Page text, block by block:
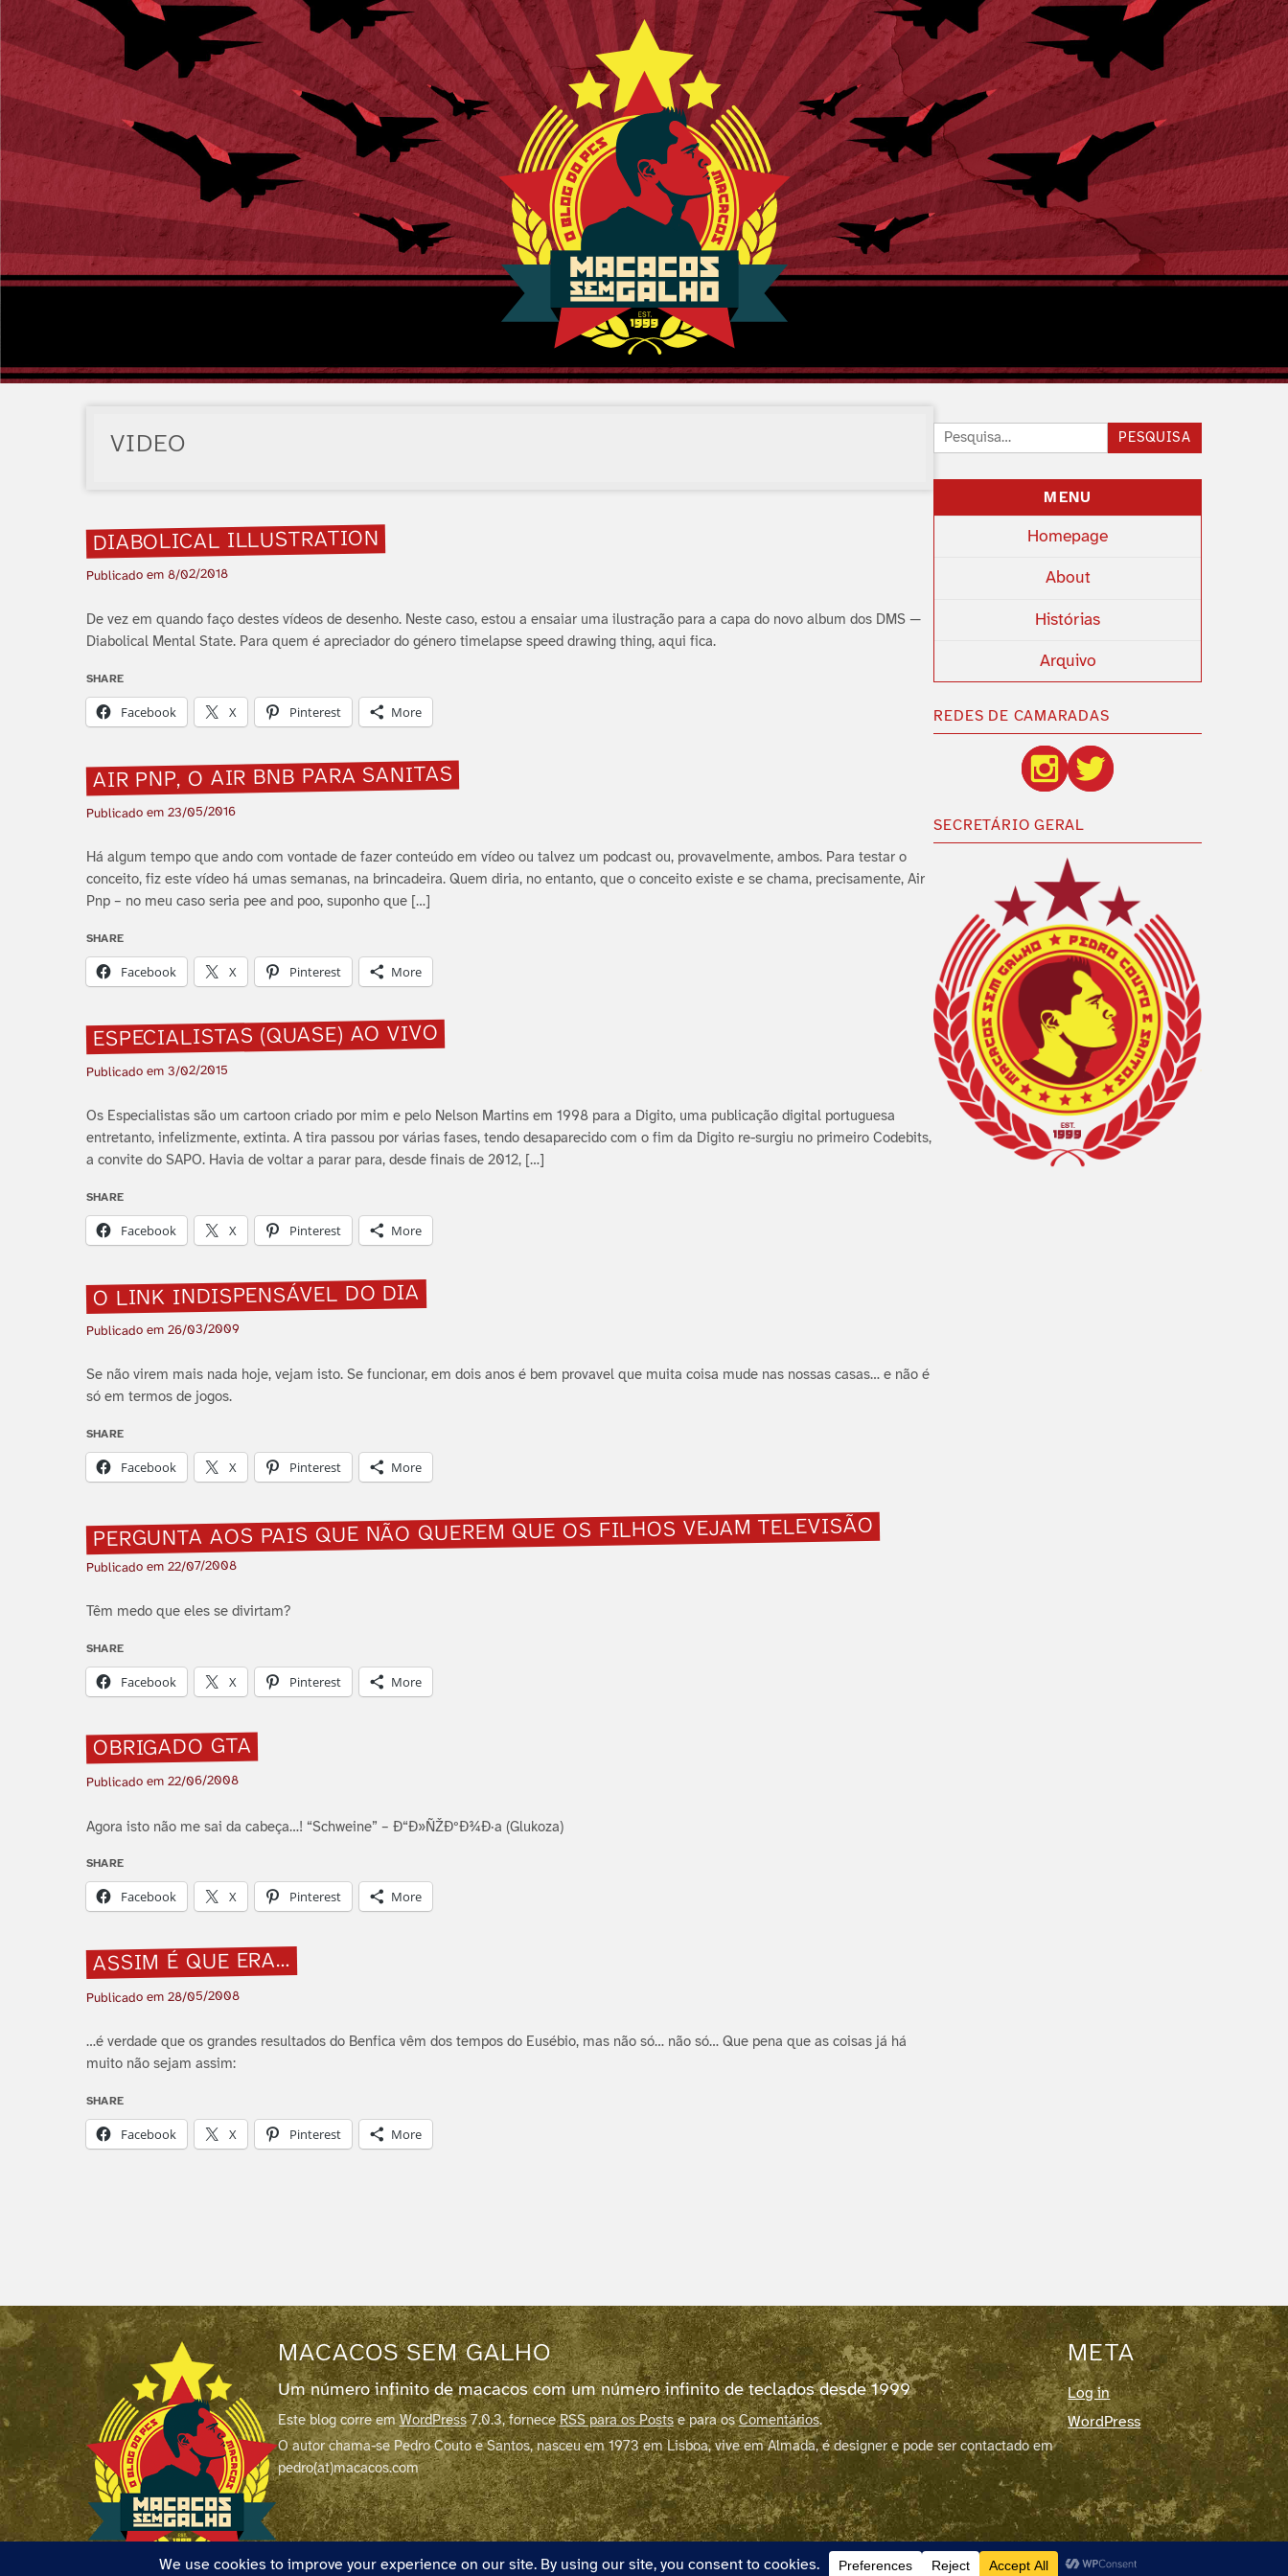
VIDEO
DIABOLICAL ILLUSTRATION
Publicado em 8/02/2018
De vez em quando faço destes ví­deos de desenho. Neste caso, estou a ensaiar uma ilustração para a capa do novo album dos DMS —
Diabolical Mental State. Para quem é apreciador do género timelapse speed drawing thing, aqui fica.
SHARE
Facebook X Pinterest More
AIR PNP, O AIR BNB PARA SANITAS
Publicado em 23/05/2016
Há algum tempo que ando com vontade de fazer conteúdo em ví­deo ou talvez um podcast ou, provavelmente, ambos. Para testar o
conceito, fiz este ví­deo há umas semanas, na brincadeira. Quem diria, no entanto, que o conceito existe e se chama, precisamente, Air
Pnp – no meu caso seria pee and poo, suponho que […]
SHARE
Facebook X Pinterest More
ESPECIALISTAS (QUASE) AO VIVO
Publicado em 3/02/2015
Os Especialistas são um cartoon criado por mim e pelo Nelson Martins em 1998 para a Digito, uma publicação digital portuguesa
entretanto, infelizmente, extinta. A tira passou por várias fases, tendo desaparecido com o fim da Digito re-surgiu no primeiro Codebits,
a convite do SAPO. Havia de voltar a parar para, desde finais de 2012, […]
SHARE
Facebook X Pinterest More
O LINK INDISPENSÁVEL DO DIA
Publicado em 26/03/2009
Se não virem mais nada hoje, vejam isto. Se funcionar, em dois anos é bem provavel que muita coisa mude nas nossas casas… e não é
só em termos de jogos.
SHARE
Facebook X Pinterest More
PERGUNTA AOS PAIS QUE NÃO QUEREM QUE OS FILHOS VEJAM TELEVISÃO
Publicado em 22/07/2008
Têm medo que eles se divirtam?
SHARE
Facebook X Pinterest More
OBRIGADO GTA
Publicado em 22/06/2008
Agora isto não me sai da cabeça…! “Schweine” – Ð“Ð»ÑŽÐºÐ¾Ð·a (Glukoza)
SHARE
Facebook X Pinterest More
ASSIM É QUE ERA…
Publicado em 28/05/2008
…é verdade que os grandes resultados do Benfica vêm dos tempos do Eusébio, mas não só… não só… Que pena que as coisas já há
muito não sejam assim:
SHARE
Facebook X Pinterest More
Pesquisar: PESQUISA
MENU
Homepage
About
Histórias
Arquivo
REDES DE CAMARADAS
SECRETÁRIO GERAL
MACACOS SEM GALHO
Um número infinito de macacos com um número infinito de teclados desde 1999
Este blog corre emWordPress7.0.3, forneceRSS para os Postse para osComentários.
O autor chama-se Pedro Couto e Santos, nasceu em 1973 em Lisboa, vive em Almada, é designer e pode ser contactado em
pedro(at)macacos.com
META
Log in
WordPress